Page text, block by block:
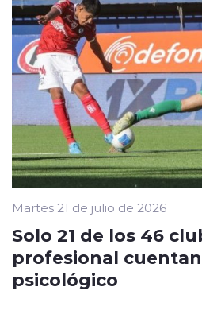
Martes 21 de julio de 2026
Solo 21 de los 46
profesional
psicológico